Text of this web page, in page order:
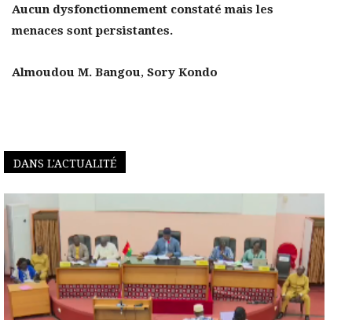
Aucun dysfonctionnement constaté mais les
menaces sont persistantes.
Almoudou M. Bangou, Sory Kondo
DANS L'ACTUALITÉ